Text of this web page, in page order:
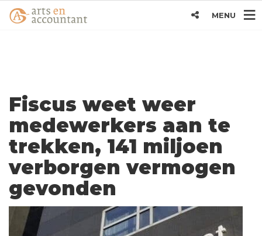
MENU
Fiscus weet weer
medewerkers aan te
trekken, 141 miljoen
verborgen vermogen
gevonden